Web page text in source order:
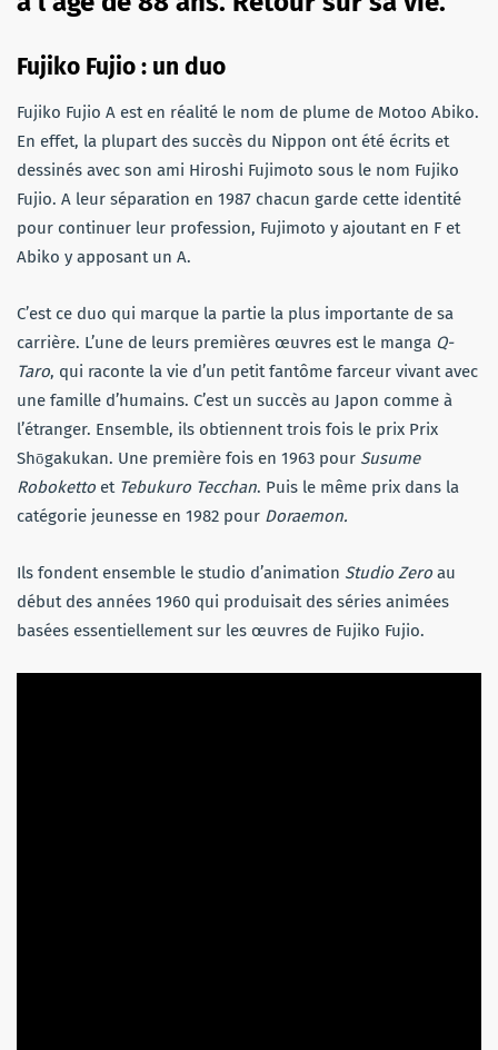
Fujiko Fujio : un duo
Fujiko Fujio A est en réalité le nom de plume de Motoo Abiko.
En effet, la plupart des succès du Nippon ont été écrits et
dessinés avec son ami Hiroshi Fujimoto sous le nom Fujiko
Fujio. A leur séparation en 1987 chacun garde cette identité
pour continuer leur profession, Fujimoto y ajoutant en F et
Abiko y apposant un A.
C’est ce duo qui marque la partie la plus importante de sa
carrière. L’une de leurs premières œuvres est le manga Q-
Taro, qui raconte la vie d’un petit fantôme farceur vivant avec
une famille d’humains. C’est un succès au Japon comme à
l’étranger. Ensemble, ils obtiennent trois fois le prix Prix
Shōgakukan. Une première fois en 1963 pour Susume
Roboketto et Tebukuro Tecchan. Puis le même prix dans la
catégorie jeunesse en 1982 pour Doraemon.
Ils fondent ensemble le studio d’animation Studio Zero au
début des années 1960 qui produisait des séries animées
basées essentiellement sur les œuvres de Fujiko Fujio.